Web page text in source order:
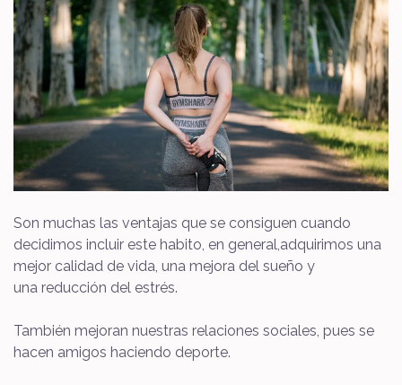
Son muchas las ventajas que se consiguen cuando
decidimos incluir este habito, en general,adquirimos una
mejor calidad de vida, una mejora del sueño y
una reducción del estrés.
También mejoran nuestras relaciones sociales, pues se
hacen amigos haciendo deporte.